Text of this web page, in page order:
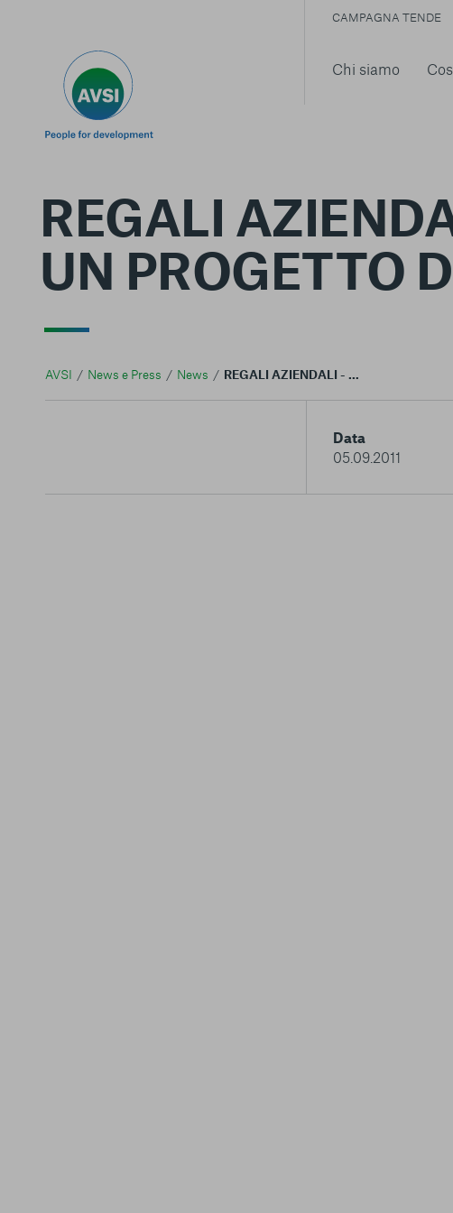
Chi siamo
CAMPAGNA TENDE
REGALI
UN PROGETTO
AVSI News e Press News REGALI AZIENDALI - PER NATALE SOSTIENI UN PROGETTO DI AVSI NEL MONDO
Data
05.09.2011